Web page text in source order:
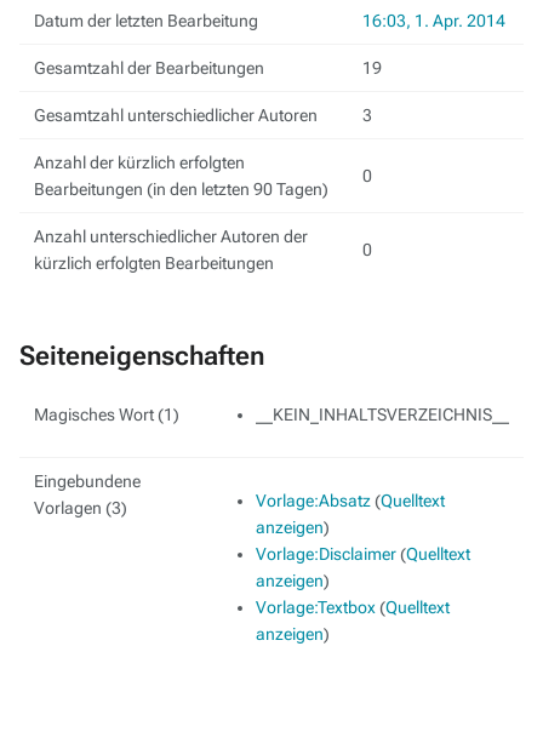
Datum der letzten Bearbeitung 16:03, 1. Apr. 2014
Gesamtzahl der Bearbeitungen 19
Gesamtzahl unterschiedlicher Autoren 3
Anzahl der kürzlich erfolgten
Bearbeitungen (in den letzten 90 Tagen)
0
Anzahl unterschiedlicher Autoren der
kürzlich erfolgten Bearbeitungen
0
Seiteneigenschaften
Magisches Wort (1) __KEIN_INHALTSVERZEICHNIS__
Eingebundene
Vorlagen (3)
Vorlage:Absatz(Quelltext
anzeigen)
Vorlage:Disclaimer(Quelltext
anzeigen)
Vorlage:Textbox (Quelltext
anzeigen)